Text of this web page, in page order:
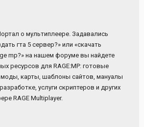
о мультиплеере. Задавались
гта 5 сервер?» или «скачать
mp?» на нашем форуме вы найдете
ресурсов для RAGE:MP: готовые
карты, шаблоны сайтов, мануалы
услуги скриптеров и других
RAGE Multiplayer.